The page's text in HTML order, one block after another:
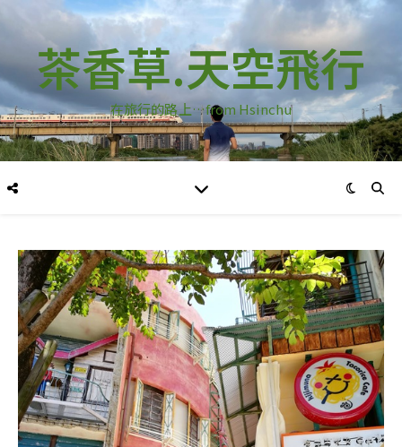
茶香草.天空飛行
在旅行的路上…from Hsinchu